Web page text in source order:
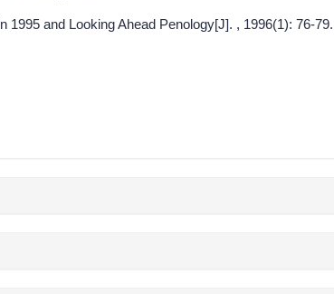
and Looking Ahead Penology[J]. , 1996(1): 76-79.